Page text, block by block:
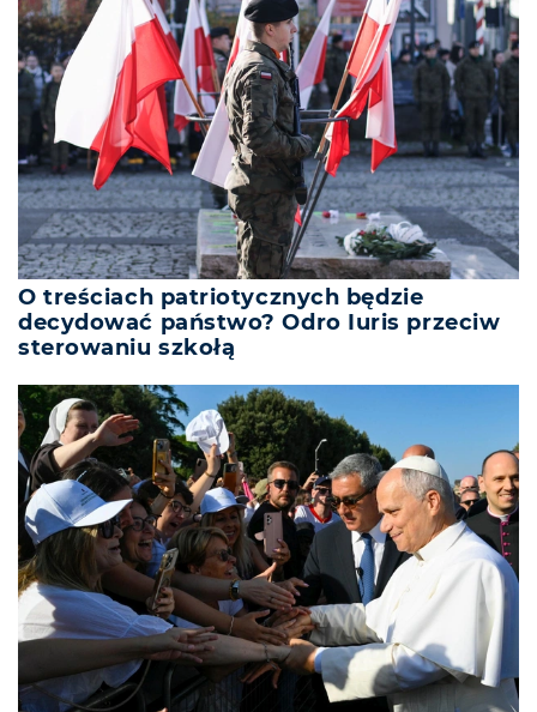
O treściach patriotycznych będzie
decydować państwo? Odro Iuris przeciw
sterowaniu szkołą